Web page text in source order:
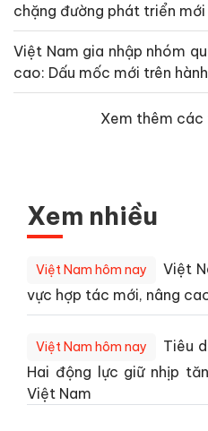
chặng đường phát triển mới
Việt Nam gia nhập nhóm
cao: Dấu mốc mới trên
Xem thêm các
Xem nhiều
Việt Nam hôm nay
Việt
vực hợp tác mới, nâng
Việt Nam hôm nay
Tiêu
Hai động lực giữ nhịp
Việt Nam